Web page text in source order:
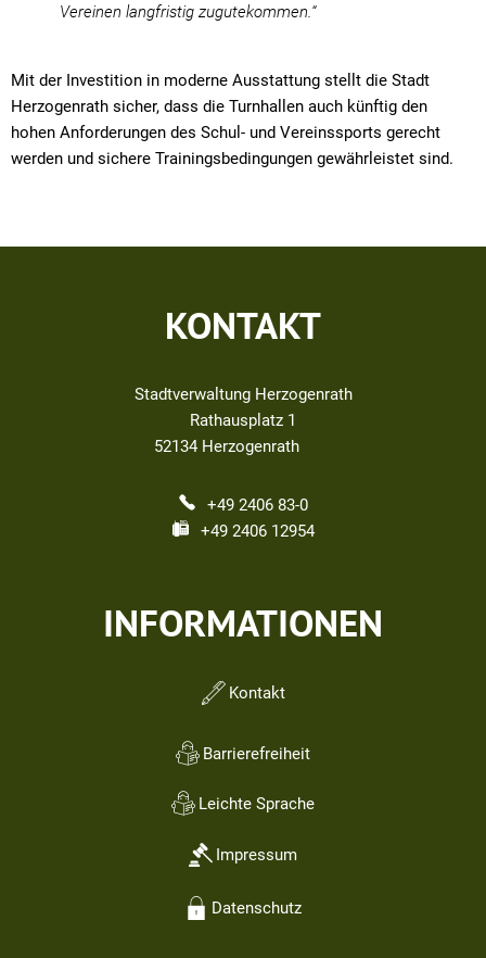
Vereinen langfristig zugutekommen.“
Mit der Investition in moderne Ausstattung stellt die Stadt
Herzogenrath sicher, dass die Turnhallen auch künftig den
hohen Anforderungen des Schul- und Vereinssports gerecht
werden und sichere Trainingsbedingungen gewährleistet sind.
KONTAKT
Stadtverwaltung Herzogenrath
Rathausplatz 1
52134 Herzogenrath
+49 2406 83-0
+49 2406 12954
INFORMATIONEN
Kontakt
Barrierefreiheit
Leichte Sprache
Impressum
Datenschutz